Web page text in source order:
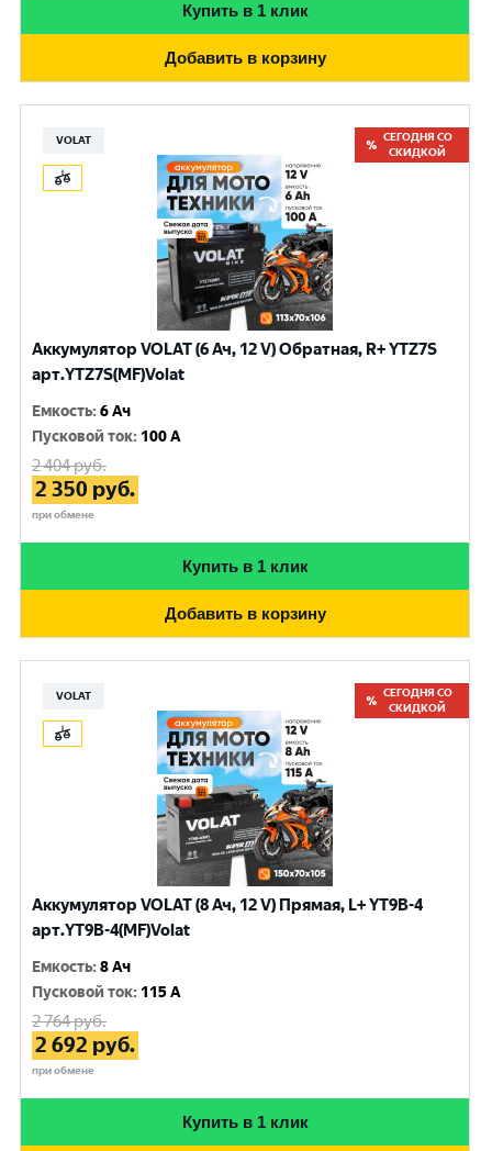
Купить в 1 клик
Добавить в корзину
VOLAT
СЕГОДНЯ СО
СКИДКОЙ
Аккумулятор VOLAT (6 Ач, 12 V) Обратная, R+ YTZ7S
арт.YTZ7S(MF)Volat
Емкость:6 Ач
Пусковой ток: 100 A
2 404руб.
2 350 руб.
при обмене
Купить в 1 клик
Добавить в корзину
VOLAT
СЕГОДНЯ СО
СКИДКОЙ
Аккумулятор VOLAT (8 Ач, 12 V) Прямая, L+ YT9B-4
арт.YT9B-4(MF)Volat
Емкость:8 Ач
Пусковой ток: 115 A
2 764руб.
2 692 руб.
при обмене
Купить в 1 клик